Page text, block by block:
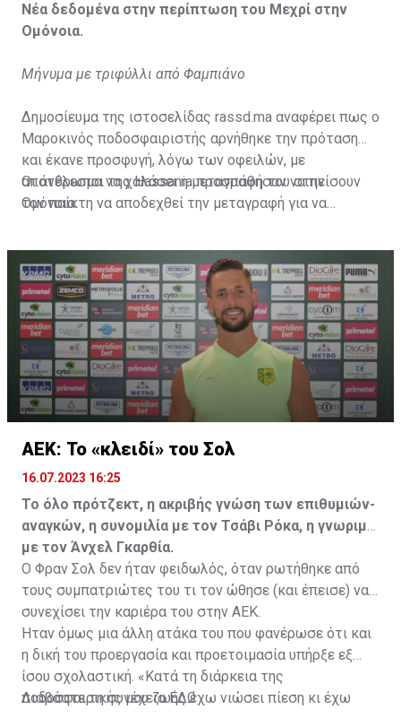
Νέα δεδομένα στην περίπτωση του Μεχρί στην
Ομόνοια.
Μήνυμα με τριφύλλι από Φαμπιάνο
Δημοσίευμα της ιστοσελίδας rassd.ma αναφέρει πως ο
Μαροκινός ποδοσφαιριστής αρνήθηκε την πρόταση
και έκανε προσφυγή, λόγω των οφειλών, με
αποτέλεσμα να χαλάσει η μεταγραφή του στην
Ομόνοια.
Οι άνθρωποι της Hassania προσπάθησαν να πείσουν
τον παίκτη να αποδεχθεί την μεταγραφή για να
μετακίνησή του, αλλά ο παίκτης αρνήθηκε και επέμεινε
να λύσει το συμβόλαιό του, ώστε να μετακομίσει
ελεύθερα σε οποιαδήποτε νέα ομάδα το τρέχον
καλοκαίρι.
ΑΕΚ: Το «κλειδί» του Σολ
16.07.2023 16:25
Το όλο πρότζεκτ, η ακριβής γνώση των επιθυμιών-
αναγκών, η συνομιλία με τον Τσάβι Ρόκα, η γνωριμία
με τον Άνχελ Γκαρθία.
Ο Φραν Σολ δεν ήταν φειδωλός, όταν ρωτήθηκε από
τους συμπατριώτες του τι τον ώθησε (και έπεισε) να
συνεχίσει την καριέρα του στην ΑΕΚ.
Ήταν όμως μια άλλη ατάκα του που φανέρωσε ότι και
η δική του προεργασία και προετοιμασία υπήρξε εξ
ίσου σχολαστική. «Κατά τη διάρκεια της
ποδοσφαιρικής μου ζωής έχω νιώσει πίεση κι έχω
Διαβάστε τη συνέχειαΕΔΩ